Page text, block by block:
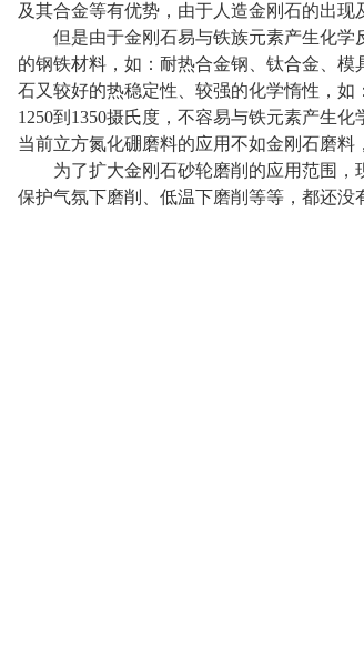
及其合金等有优势，由于人造金刚石的出现
但是由于金刚石易与铁族元素产生化学
的钢铁材料，如：耐热合金钢、钛合金、
石又较好的热稳定性、较强的化学惰性，如
1250到1350摄氏度，不容易与铁元素产生
当前立方氮化硼磨料的应用不如金刚石磨料
为了扩大金刚石砂轮磨削的应用范围，
保护气氛下磨削、低温下磨削等等，都还没